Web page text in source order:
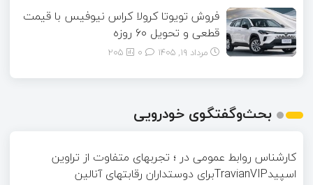
فروش تویوتا کرولا کراس نیوفیس با قیمت
قطعی و تحویل ۶۰ روزه
مرداد ۱۹, ۱۴۰۵ 205
بحث‌وگفتگوی خودرویی
کارشناس روابط عمومیدر ؛ تجربهای متفاوت از تراوین
اسپیدTravianVIPبرای دوستداران رقابتهای آنالین